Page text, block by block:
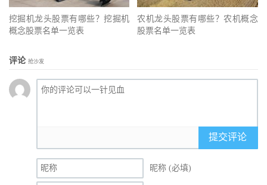
挖掘机龙头股票有哪些？挖掘机
概念股票名单一览表
农机龙头股票有哪些？农机概念
股票名单一览表
评论 抢沙发
提交评论
昵称 (必填)